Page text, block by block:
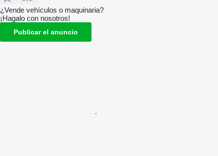
¿Vende vehículos o maquinaria?
¡Hagalo con nosotros!
Publicar el anuncio